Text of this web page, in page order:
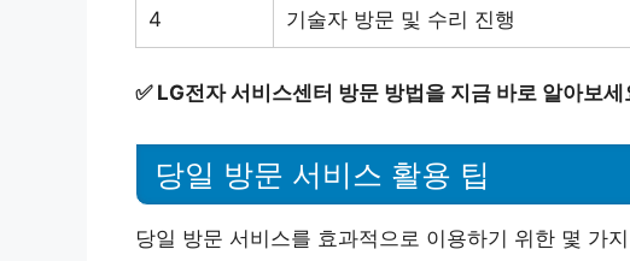
4 기술자 방문 및 수리 진행
✅ LG전자 서비스센터 방문 방법을 지금 바로 알아보세
당일 방문 서비스 활용 팁
당일 방문 서비스를 효과적으로 이용하기 위한 몇 가